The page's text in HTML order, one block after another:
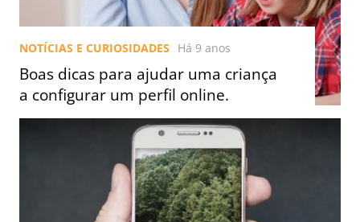
NOTÍCIAS E CURIOSIDADES Há 9 anos
Boas dicas para ajudar uma criança
a configurar um perfil online.